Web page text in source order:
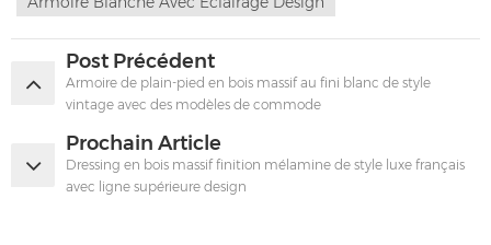
Post Précédent
Armoire de plain-pied en bois massif au fini blanc de style
vintage avec des modèles de commode
Prochain Article
Dressing en bois massif finition mélamine de style luxe français
avec ligne supérieure design